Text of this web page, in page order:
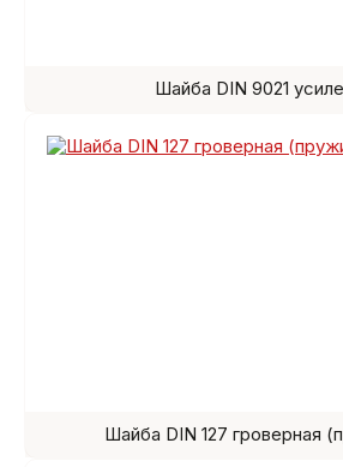
Шайба DIN 9021
Шайба DIN 127 гроверная